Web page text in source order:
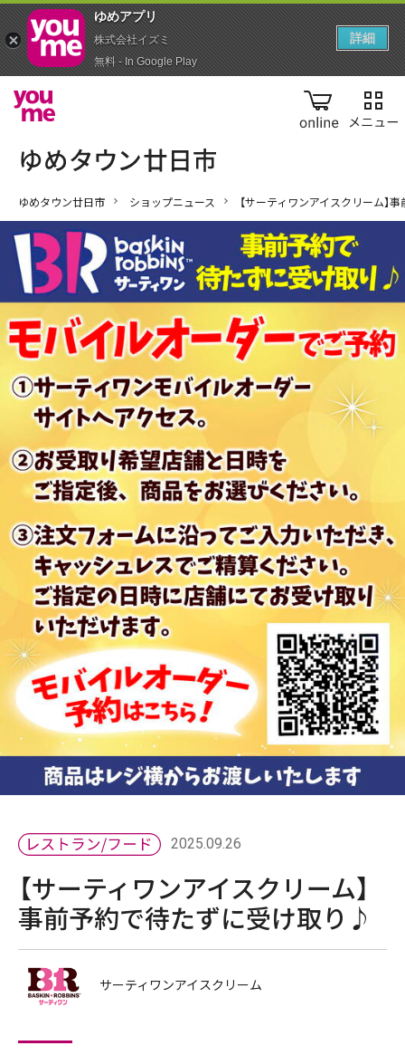
online
ゆめタウン廿日市 ショップニュース 【サーティワンアイスクリーム】
2025.09.26
【サーティワンアイスクリーム】
事前予約で待たずに受け取り♪
サーティワンアイスクリーム
ゆめアプ‪リ‬
株式会社イズミ
無料 - In Google Play
詳細